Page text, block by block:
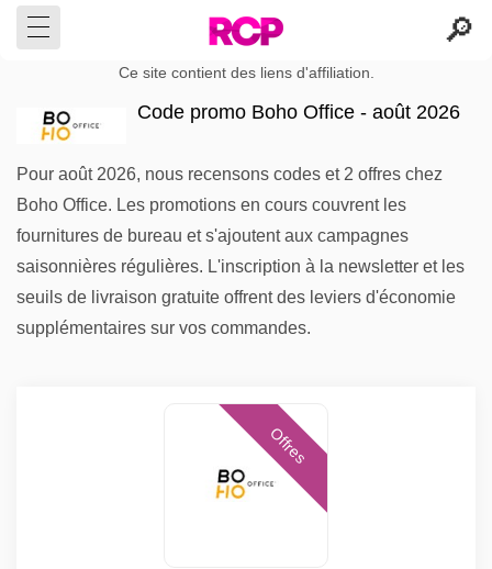
Ce site contient des liens d'affiliation.
Code promo Boho Office - août 2026
Pour août 2026, nous recensons codes et 2 offres chez
Boho Office. Les promotions en cours couvrent les
fournitures de bureau et s'ajoutent aux campagnes
saisonnières régulières. L'inscription à la newsletter et les
seuils de livraison gratuite offrent des leviers d'économie
supplémentaires sur vos commandes.
Offres